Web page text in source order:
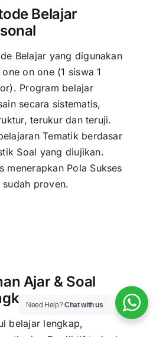
Belajar
Belajar yang digunakan
on one (1 siswa 1
Program belajar
secara sistematis,
terukur dan teruji.
Tematik berdasar
Soal yang diujikan.
menerapkan Pola Sukses
sudah proven.
Ajar & Soal
belajar lengkap,
Need Help?Chat with us